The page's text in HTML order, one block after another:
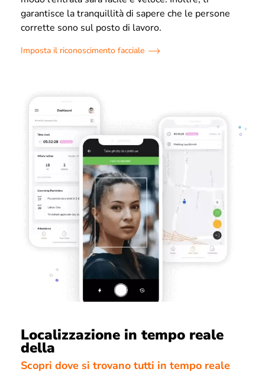
garantisce la tranquillità di sapere che le persone
corrette sono sul posto di lavoro.
Imposta il riconoscimento facciale
Localizzazione in tempo reale
della
Scopri dove si trovano tutti in tempo reale